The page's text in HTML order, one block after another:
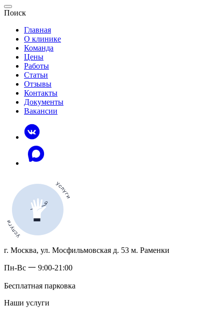
Поиск
Главная
О клинике
Команда
Цены
Работы
Статьи
Отзывы
Контакты
Документы
Вакансии
г. Москва, ул. Мосфильмовская д. 53 м. Раменки
Пн-Вс 一 9:00-21:00
Бесплатная парковка
Наши услуги